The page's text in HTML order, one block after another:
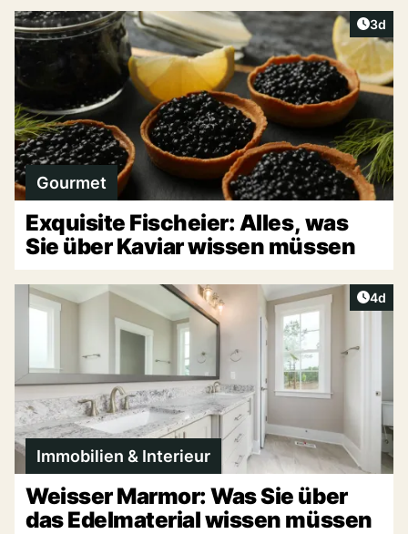
3d
Gourmet
Exquisite Fischeier: Alles, was
Sie über Kaviar wissen müssen
4d
Immobilien & Interieur
Weisser Marmor: Was Sie über
das Edelmaterial wissen müssen